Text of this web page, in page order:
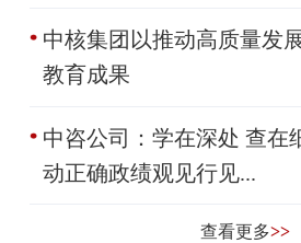
中核集团以推动高质量发
教育成果
中咨公司：学在深处 查在
动正确政绩观见行见...
查看更多>>